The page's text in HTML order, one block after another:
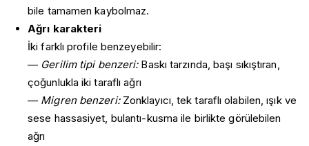
bile tamamen kaybolmaz.
Ağrı karakteri
İki farklı profile benzeyebilir:
— Gerilim tipi benzeri:Baskı tarzında, başı sıkıştıran,
çoğunlukla iki taraflı ağrı
— Migren benzeri:Zonklayıcı, tek taraflı olabilen, ışık ve
sese hassasiyet, bulantı-kusma ile birlikte görülebilen
ağrı